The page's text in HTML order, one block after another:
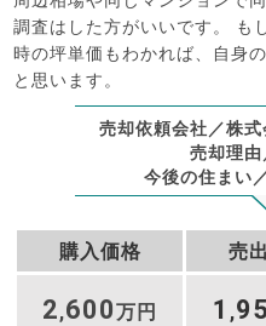
調査はした方がいいです。 も
時の坪単価もわかれば、自身
と思います。
売却依頼会社／株
売却理由
今後の住まい
購入価格 売
2,600万円 1 ,